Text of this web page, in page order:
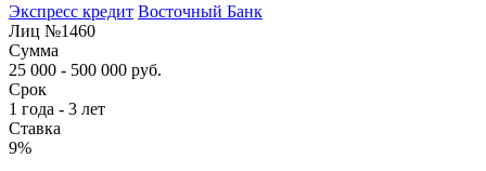
Экспресс кредит Восточный Банк
Лиц №1460
Сумма
25 000 - 500 000 руб.
Срок
1 года - 3 лет
Ставка
9%